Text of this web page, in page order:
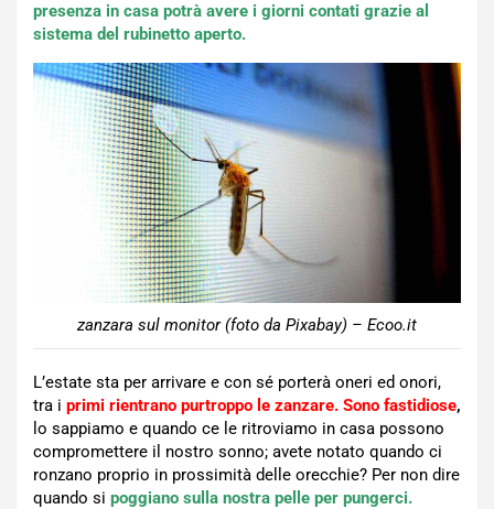
presenza in casa potrà avere i giorni contati grazie al
sistema del rubinetto aperto.
zanzara sul monitor (foto da Pixabay) – Ecoo.it
L’estate sta per arrivare e con sé porterà oneri ed onori,
tra i primi rientrano purtroppo le zanzare. Sono fastidiose,
lo sappiamo e quando ce le ritroviamo in casa possono
compromettere il nostro sonno; avete notato quando ci
ronzano proprio in prossimità delle orecchie? Per non dire
quando si poggiano sulla nostra pelle per pungerci.